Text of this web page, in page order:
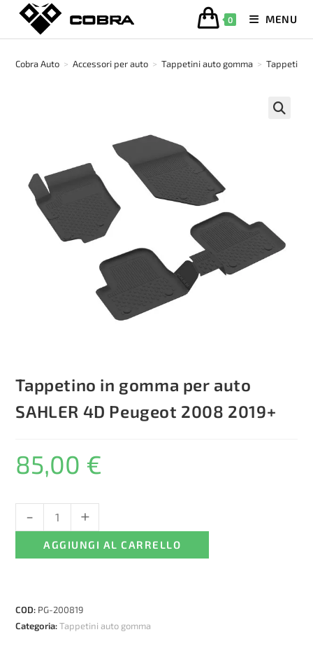
Salta
contenuto
0 MENU
Cobra Auto > Accessori per auto > Tappetini auto gomma > Tappetino
Tappetino in gomma per auto
SAHLER 4D Peugeot 2008 2019+
85,00 €
Tappetino
in
gomma
4D
Peugeot
- +
AGGIUNGI AL CARRELLO
COD: PG-200819
Categoria:Tappetini auto gomma